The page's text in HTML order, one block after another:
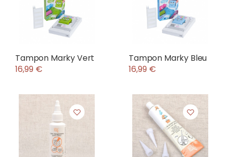
Tampon Marky Vert
16,99 €
Tampon Marky Bleu
16,99 €